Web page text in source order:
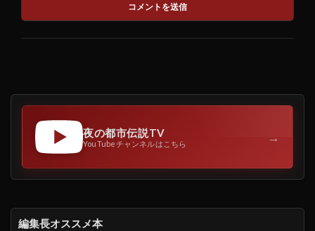
夜の都市伝説TV
YouTubeチャンネルはこちら →
編集長オススメ本